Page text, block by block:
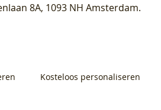
8A, 1093 NH Amsterdam.
Kosteloos personaliseren